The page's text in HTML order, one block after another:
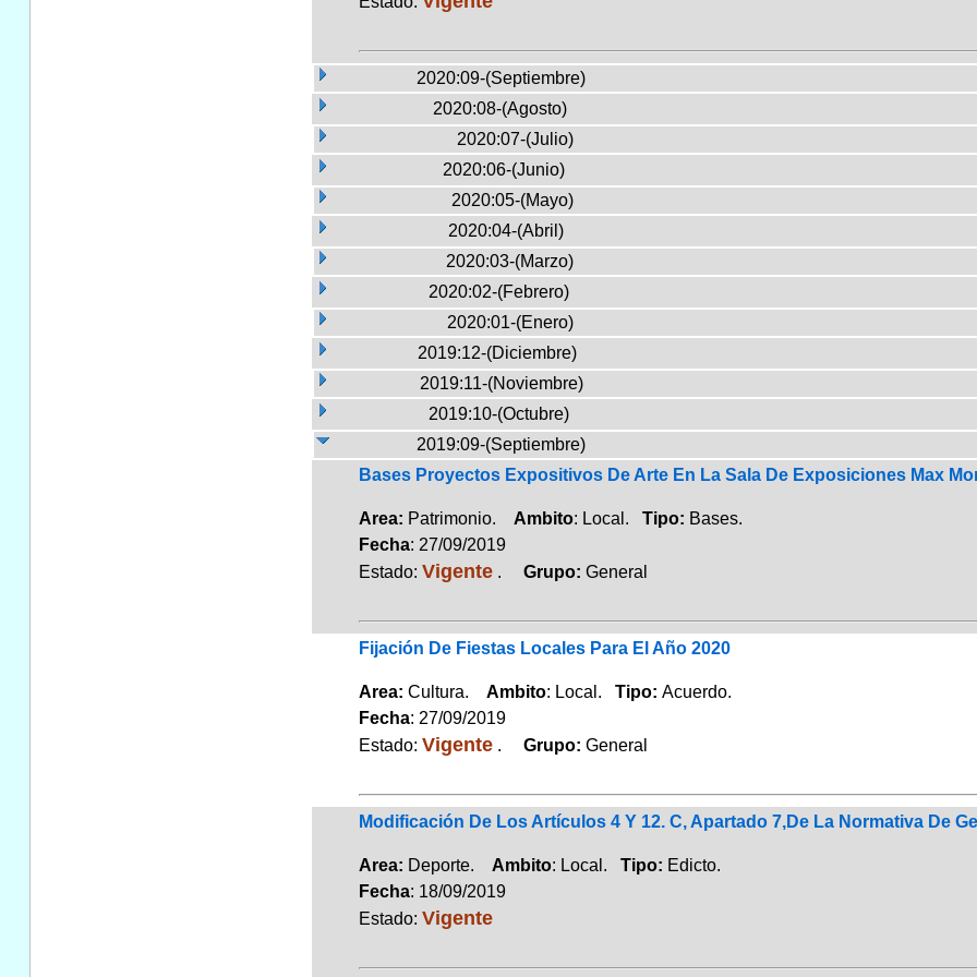
2020:09-(Septiembre)
2020:08-(Agosto)
2020:07-(Julio)
2020:06-(Junio)
2020:05-(Mayo)
2020:04-(Abril)
2020:03-(Marzo)
2020:02-(Febrero)
2020:01-(Enero)
2019:12-(Diciembre)
2019:11-(Noviembre)
2019:10-(Octubre)
2019:09-(Septiembre)
Bases Proyectos Expositivos De Arte En La Sala De Exposiciones Max
Area: Patrimonio. Ambito: Local. Tipo: Bases.
Fecha: 27/09/2019
Estado: Vigente. Grupo: General
Fijación De Fiestas Locales Para El Año 2020
Area: Cultura. Ambito: Local. Tipo: Acuerdo.
Fecha: 27/09/2019
Estado: Vigente. Grupo: General
Modificación De Los Artículos 4 Y 12. C, Apartado 7,De La Normativa De
Area: Deporte. Ambito: Local. Tipo: Edicto.
Fecha: 18/09/2019
Estado: Vigente